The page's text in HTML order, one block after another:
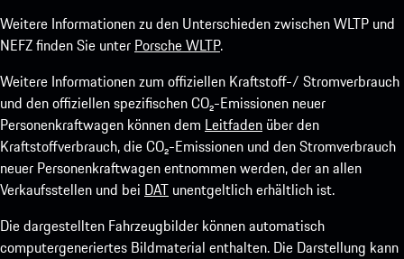
Weitere Informationen zu den Unterschieden zwischen WLTP und
NEFZ finden Sie unter Porsche WLTP.
Weitere Informationen zum offiziellen Kraftstoff-/ Stromverbrauch
und den offiziellen spezifischen CO₂-Emissionen neuer
Personenkraftwagen können dem Leitfaden über den
Kraftstoffverbrauch, die CO₂-Emissionen und den Stromverbrauch
neuer Personenkraftwagen entnommen werden, der an allen
Verkaufsstellen und bei DAT unentgeltlich erhältlich ist.
Die dargestellten Fahrzeugbilder können automatisch
computergeneriertes Bildmaterial enthalten. Die Darstellung kann